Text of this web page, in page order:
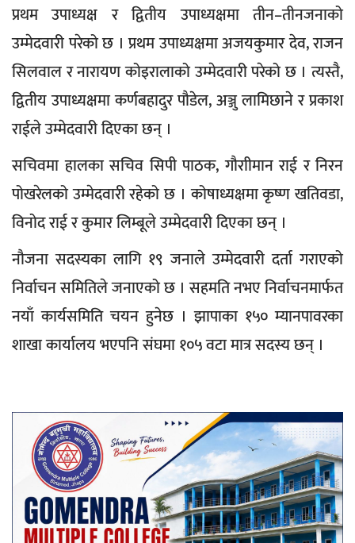
प्रथम उपाध्यक्ष र द्वितीय उपाध्यक्षमा तीन–तीनजनाको
उम्मेदवारी परेको छ । प्रथम उपाध्यक्षमा अजयकुमार देव, राजन
सिलवाल र नारायण कोइरालाको उम्मेदवारी परेको छ । त्यस्तै,
द्वितीय उपाध्यक्षमा कर्णबहादुर पौडेल, अञ्जु लामिछाने र प्रकाश
राईले उम्मेदवारी दिएका छन् ।
सचिवमा हालका सचिव सिपी पाठक, गौराीमान राई र निरन
पोखरेलको उम्मेदवारी रहेको छ । कोषाध्यक्षमा कृष्ण खतिवडा,
विनोद राई र कुमार लिम्बूले उम्मेदवारी दिएका छन् ।
नौजना सदस्यका लागि १९ जनाले उम्मेदवारी दर्ता गराएको
निर्वाचन समितिले जनाएको छ । सहमति नभए निर्वाचनमार्फत
नयाँ कार्यसमिति चयन हुनेछ । झापाका १५० म्यानपावरका
शाखा कार्यालय भएपनि संघमा १०५ वटा मात्र सदस्य छन् ।